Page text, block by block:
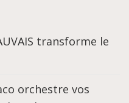
transforme le
orchestre vos